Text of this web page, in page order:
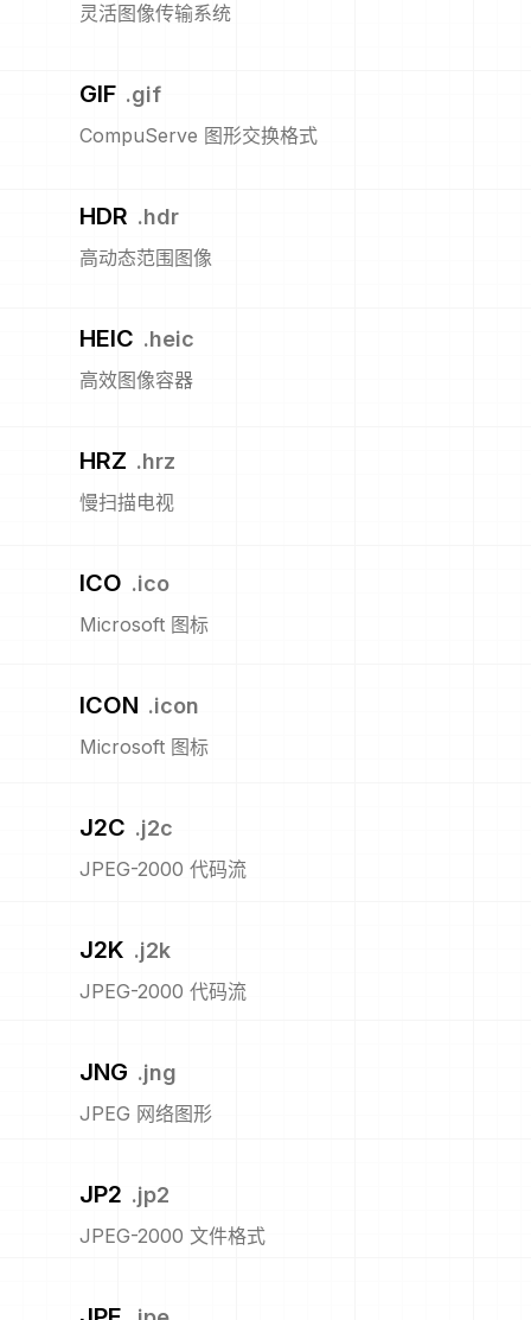
灵活图像传输系统
GIF .gif
CompuServe 图形交换格式
HDR .hdr
高动态范围图像
HEIC .heic
高效图像容器
HRZ .hrz
慢扫描电视
ICO .ico
Microsoft 图标
ICON .icon
Microsoft 图标
J2C .j2c
JPEG-2000 代码流
J2K .j2k
JPEG-2000 代码流
JNG .jng
JPEG 网络图形
JP2 .jp2
JPEG-2000 文件格式